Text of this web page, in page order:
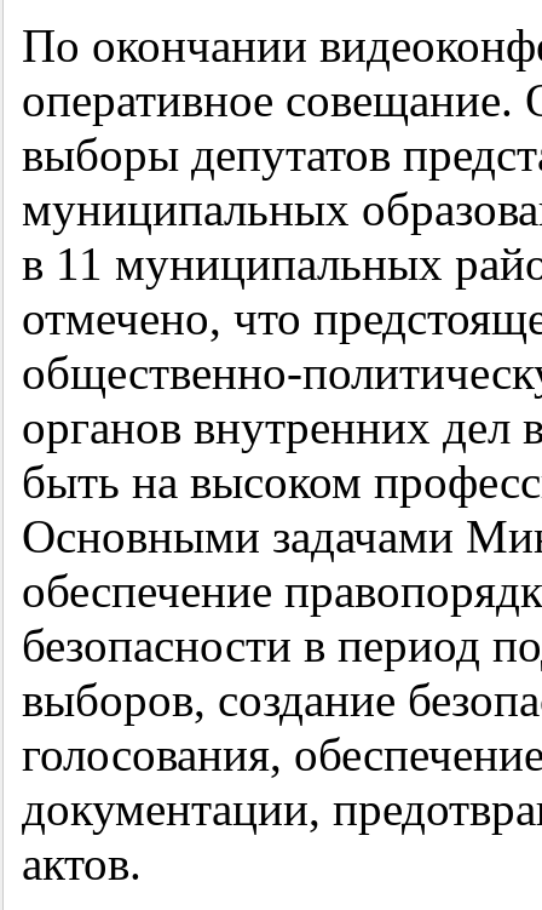
По окончании
оперативное
выборы депутатов
муниципальных
в 11 муниципальных
отмечено, что
общественно-
органов внутренних дел
быть на высоком
Основными задачами
обеспечение
безопасности в период
выборов, создание
голосования,
документации,
актов.